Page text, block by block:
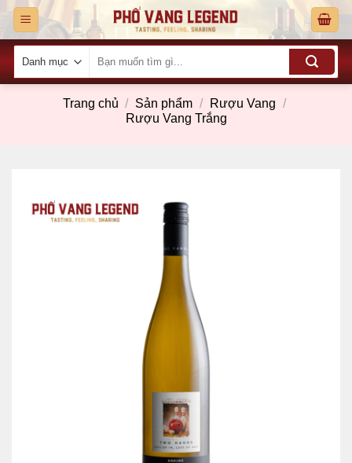
Skip
content
kiếm:
Trang chủ / Sản phẩm / Rượu Vang /
Rượu Vang Trắng